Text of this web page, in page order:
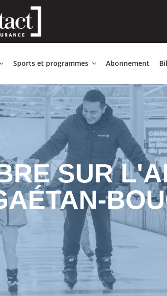
Sports et programmes Abonnement
SUR